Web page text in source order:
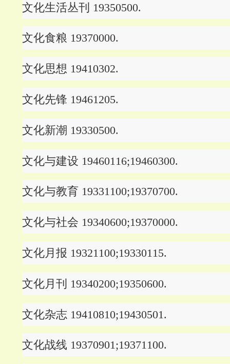
文化生活丛刊 19350500.
文化食粮 19370000.
文化思想 19410302.
文化先锋 19461205.
文化新潮 19330500.
文化与建设 19460116;19460300.
文化与教育 19331100;19370700.
文化与社会 19340600;19370000.
文化月报 19321100;19330115.
文化月刊 19340200;19350600.
文化杂志 19410810;19430501.
文化战线 19370901;19371100.